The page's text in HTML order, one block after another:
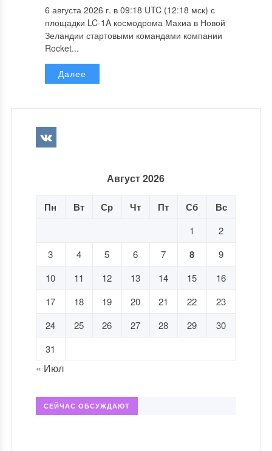
6 августа 2026 г. в 09:18 UTC (12:18 мск) с
площадки LC-1A космодрома Махиа в Новой
Зеландии стартовыми командами компании
Rocket...
Далее
Август 2026
Пн Вт Ср Чт Пт Сб Вс
1
2
3
4 5 6 7 8
9
10
11 12 13 14 15
16
17
18 19 20 21 22
23
24
25 26 27 28 29
30
31
« Июл
СЕЙЧАС ОБСУЖДАЮТ